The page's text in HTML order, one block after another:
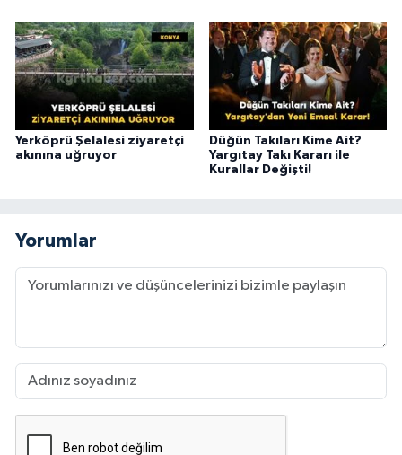
Yerköprü Şelalesi ziyaretçi
akınına uğruyor
Düğün Takıları Kime Ait?
Yargıtay Takı Kararı ile
Kurallar Değişti!
Yorumlar